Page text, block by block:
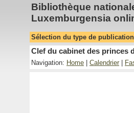
Bibliothèque
Luxemburgensia
Sélection du type de
Clef du cabinet des princes
Navigation: Home Calendrier